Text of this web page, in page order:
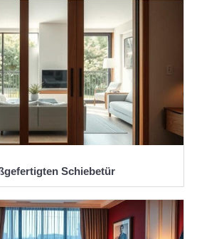
Schiebetür